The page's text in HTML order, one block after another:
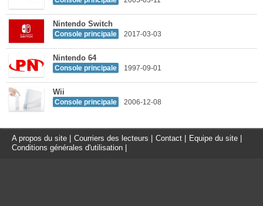
Nintendo Switch
Console principale 2017-03-03
Nintendo 64
Console principale 1997-09-01
Wii
Console principale 2006-12-08
A propos du site Courriers des lecteurs Contact Equipe du site
Conditions générales d'utilisation